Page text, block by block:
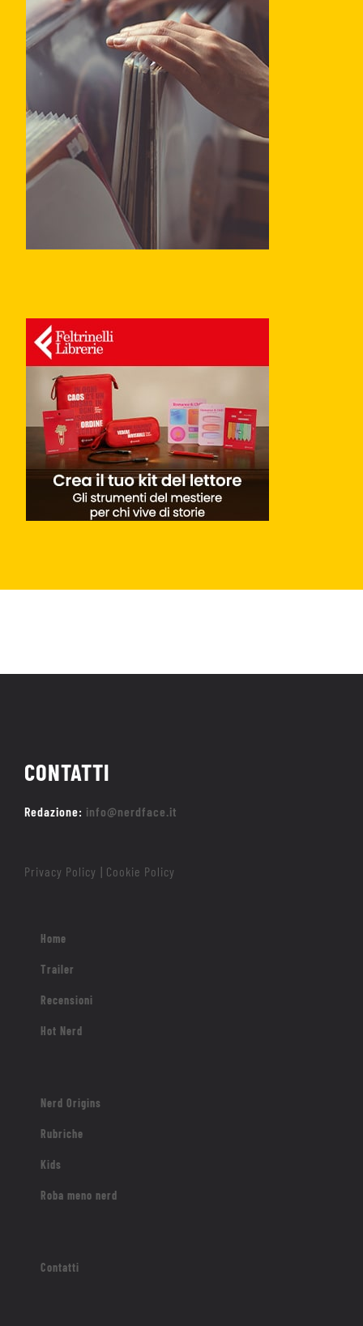
CONTATTI
Redazione: info@nerdface.it
Privacy Policy | Cookie Policy
Home
Trailer
Recensioni
Hot Nerd
Nerd Origins
Rubriche
Kids
Roba meno nerd
Contatti